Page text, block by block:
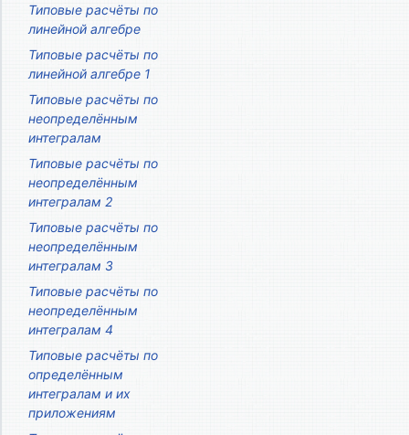
Типовые расчёты по
линейной алгебре
Типовые расчёты по
линейной алгебре 1
Типовые расчёты по
неопределённым
интегралам
Типовые расчёты по
неопределённым
интегралам 2
Типовые расчёты по
неопределённым
интегралам 3
Типовые расчёты по
неопределённым
интегралам 4
Типовые расчёты по
определённым
интегралам и их
приложениям